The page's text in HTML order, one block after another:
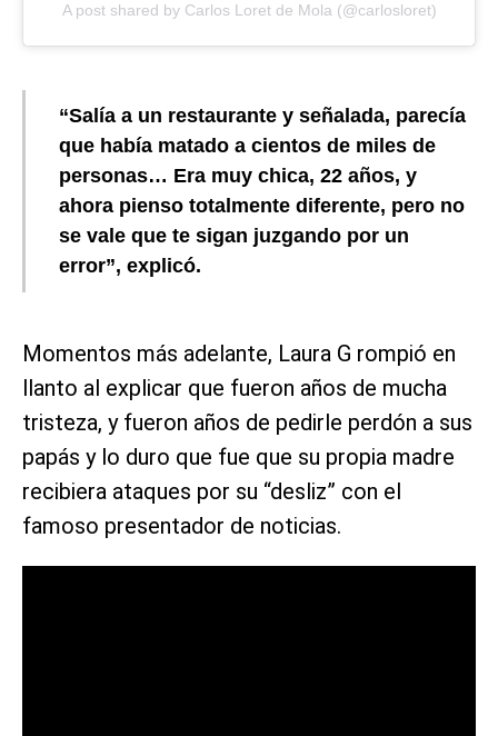
A post shared by Carlos Loret de Mola (@carlosloret)
“Salía a un restaurante y señalada, parecía
que había matado a cientos de miles de
personas… Era muy chica, 22 años, y
ahora pienso totalmente diferente, pero no
se vale que te sigan juzgando por un
error”, explicó.
Momentos más adelante, Laura G rompió en
llanto al explicar que fueron años de mucha
tristeza, y fueron años de pedirle perdón a sus
papás y lo duro que fue que su propia madre
recibiera ataques por su “desliz” con el
famoso presentador de noticias.